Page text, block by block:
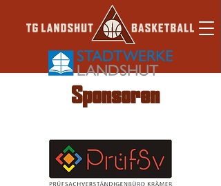
Sponsoren